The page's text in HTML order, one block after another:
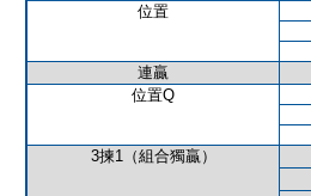
位置
連贏
位置Q
3揀1（組合獨贏）